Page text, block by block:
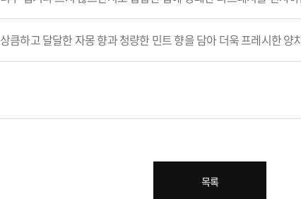
상큼하고 달달한 자몽 향과 청량한 민트 향을 담아 더욱 프레시한 양
목록